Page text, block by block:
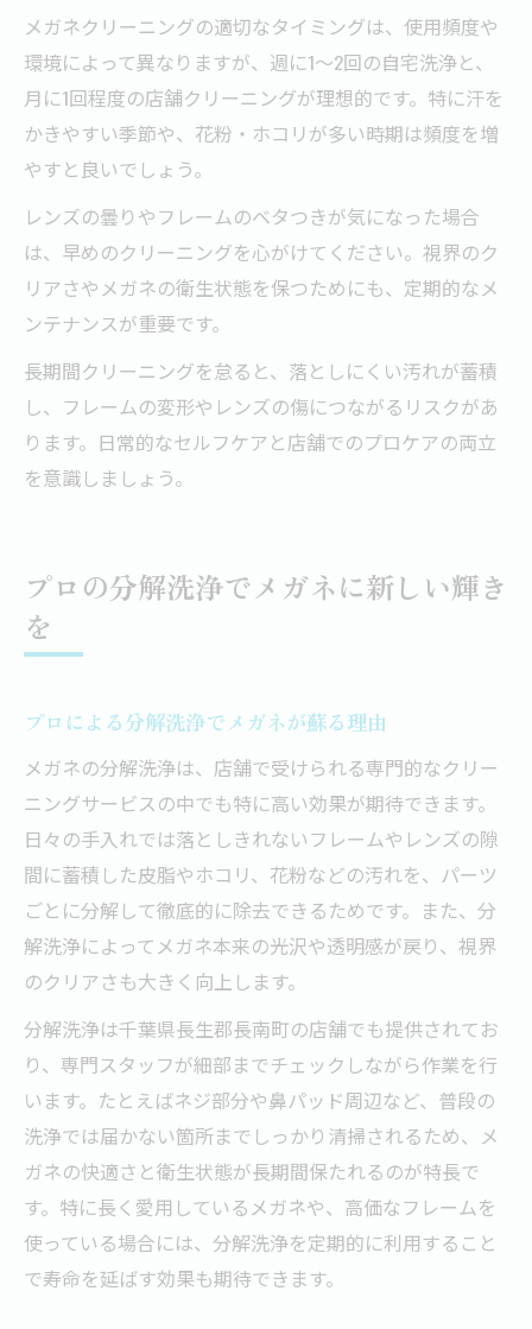
メガネクリーニングの適切なタイミングは、使用頻度や
環境によって異なりますが、週に1～2回の自宅洗浄と、
月に1回程度の店舗クリーニングが理想的です。特に汗を
かきやすい季節や、花粉・ホコリが多い時期は頻度を増
やすと良いでしょう。
レンズの曇りやフレームのベタつきが気になった場合
は、早めのクリーニングを心がけてください。視界のク
リアさやメガネの衛生状態を保つためにも、定期的なメ
ンテナンスが重要です。
長期間クリーニングを怠ると、落としにくい汚れが蓄積
し、フレームの変形やレンズの傷につながるリスクがあ
ります。日常的なセルフケアと店舗でのプロケアの両立
を意識しましょう。
プロの分解洗浄でメガネに新しい輝き
を
プロによる分解洗浄でメガネが蘇る理由
メガネの分解洗浄は、店舗で受けられる専門的なクリー
ニングサービスの中でも特に高い効果が期待できます。
日々の手入れでは落としきれないフレームやレンズの隙
間に蓄積した皮脂やホコリ、花粉などの汚れを、パーツ
ごとに分解して徹底的に除去できるためです。また、分
解洗浄によってメガネ本来の光沢や透明感が戻り、視界
のクリアさも大きく向上します。
分解洗浄は千葉県長生郡長南町の店舗でも提供されてお
り、専門スタッフが細部までチェックしながら作業を行
います。たとえばネジ部分や鼻パッド周辺など、普段の
洗浄では届かない箇所までしっかり清掃されるため、メ
ガネの快適さと衛生状態が長期間保たれるのが特長で
す。特に長く愛用しているメガネや、高価なフレームを
使っている場合には、分解洗浄を定期的に利用すること
で寿命を延ばす効果も期待できます。